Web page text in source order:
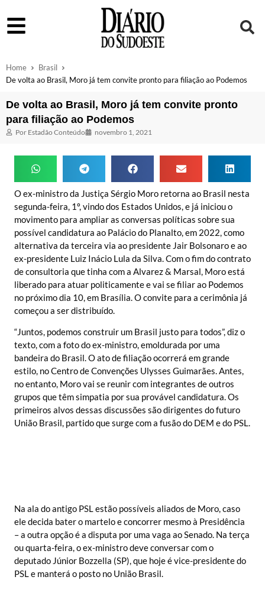
Home
Brasil
De volta ao Brasil, Moro já tem convite pronto para filiação ao Podemos
De volta ao Brasil, Moro já tem convite pronto
para filiação ao Podemos
Por Estadão Conteúdo novembro 1, 2021
O ex-ministro da Justiça Sérgio Moro retorna ao Brasil nesta
segunda-feira, 1º, vindo dos Estados Unidos, e já iniciou o
movimento para ampliar as conversas políticas sobre sua
possível candidatura ao Palácio do Planalto, em 2022, como
alternativa da terceira via ao presidente Jair Bolsonaro e ao
ex-presidente Luiz Inácio Lula da Silva. Com o fim do contrato
de consultoria que tinha com a Alvarez & Marsal, Moro está
liberado para atuar politicamente e vai se filiar ao Podemos
no próximo dia 10, em Brasília. O convite para a cerimônia já
começou a ser distribuído.
“Juntos, podemos construir um Brasil justo para todos”, diz o
texto, com a foto do ex-ministro, emoldurada por uma
bandeira do Brasil. O ato de filiação ocorrerá em grande
estilo, no Centro de Convenções Ulysses Guimarães. Antes,
no entanto, Moro vai se reunir com integrantes de outros
grupos que têm simpatia por sua provável candidatura. Os
primeiros alvos dessas discussões são dirigentes do futuro
União Brasil, partido que surge com a fusão do DEM e do PSL.
Na ala do antigo PSL estão possíveis aliados de Moro, caso
ele decida bater o martelo e concorrer mesmo à Presidência
– a outra opção é a disputa por uma vaga ao Senado. Na terça
ou quarta-feira, o ex-ministro deve conversar com o
deputado Júnior Bozzella (SP), que hoje é vice-presidente do
PSL e manterá o posto no União Brasil.